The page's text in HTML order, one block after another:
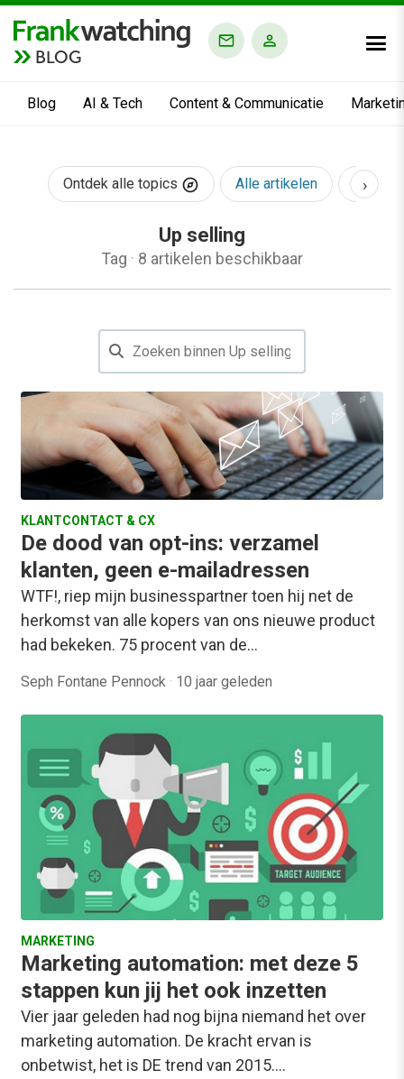
BLOG
Blog AI & Tech Content & Communicatie
Ontdek alle topics Alle artikelen AI &
›
Up selling
Tag · 8 artikelen beschikbaar
KLANTCONTACT & CX
De dood van opt-ins: verzamel
klanten, geen e-mailadressen
WTF!, riep mijn businesspartner toen hij net de
herkomst van alle kopers van ons nieuwe product
had bekeken. 75 procent van de…
Seph Fontane Pennock · 10 jaar geleden
MARKETING
Marketing automation: met deze 5
stappen kun jij het ook inzetten
Vier jaar geleden had nog bijna niemand het over
marketing automation. De kracht ervan is
onbetwist, het is DE trend van 2015.…